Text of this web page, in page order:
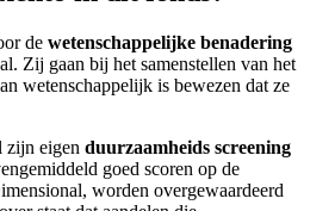
de wetenschappelijke benadering
Zij gaan bij het samenstellen van het
wetenschappelijk is bewezen dat ze
zijn eigen duurzaamheids screening
goed scoren op de
worden overgewaardeerd